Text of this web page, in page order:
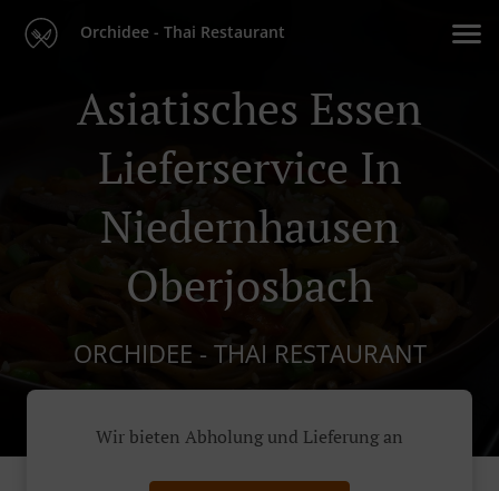
Orchidee - Thai Restaurant
Asiatisches Essen
Lieferservice In
Niedernhausen
Oberjosbach
ORCHIDEE - THAI RESTAURANT
Wir bieten Abholung und Lieferung an